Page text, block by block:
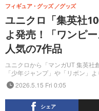
ユニクロ「集英社
よ発売！「ワンピ
人気の7作品
ユニクロから「マンガUT 集英社
「少年ジャンプ」や「リボン」
フィギュア・グッズ グッズ
2026.5.15 Fri 0:05
シェア